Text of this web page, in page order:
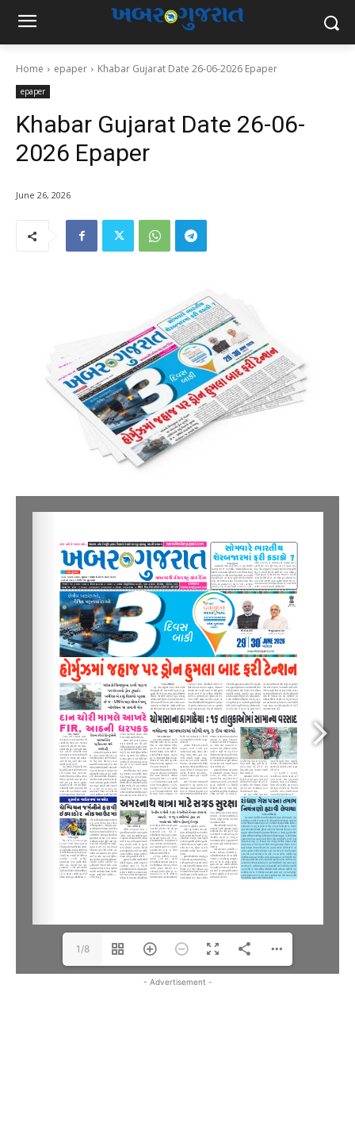
Home epaper Khabar Gujarat Date 26-06-2026 Epaper
epaper
Khabar Gujarat Date 26-06-
2026 Epaper
June 26, 2026
1/8
- Advertisement -